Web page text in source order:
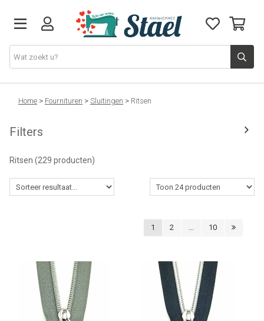
Machines
Accessoires
Naaigaren
Stoffen
Fournituren
Patronen
Home > Fournituren > Sluitingen > Ritsen
Filters
Ritsen (229 producten)
1 2 ... 10